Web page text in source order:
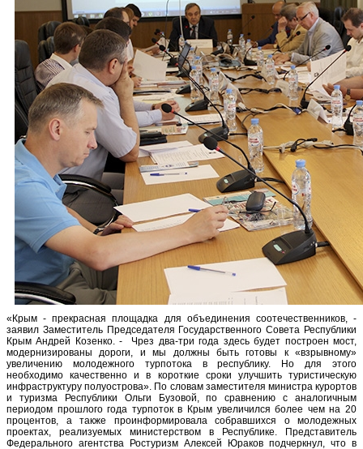
«Крым - прекрасная площадка для объединения соотечественников, -
заявил Заместитель Председателя Государственного Совета Республики
Крым Андрей Козенко. - Чрез два-три года здесь будет построен мост,
модернизированы дороги, и мы должны быть готовы к «взрывному»
увеличению молодежного турпотока в республику. Но для этого
необходимо качественно и в короткие сроки улучшить туристическую
инфраструктуру полуострова». По словам заместителя министра курортов
и туризма Республики Ольги Бузовой, по сравнению с аналогичным
периодом прошлого года турпоток в Крым увеличился более чем на 20
процентов, а также проинформировала собравшихся о молодежных
проектах, реализуемых министерством в Республике. Представитель
Федерального агентства Ростуризм Алексей Юраков подчеркнул, что в